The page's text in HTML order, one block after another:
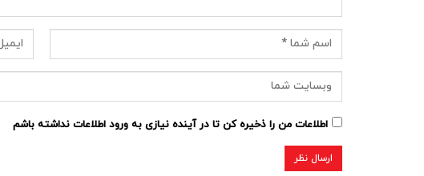
اطلاعات من را ذخیره کن تا در آینده نیازی به ورود اطلاعات نداشته باشم